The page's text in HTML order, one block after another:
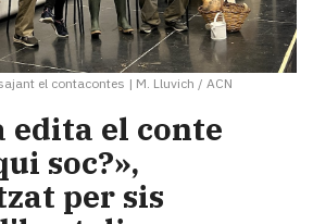
el contacontes | M. Lluvich / ACN
edita el conte
soc?»,
per sis